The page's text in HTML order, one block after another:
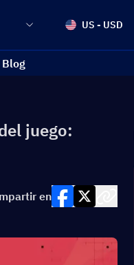
US - USD
Blog
juego:
en